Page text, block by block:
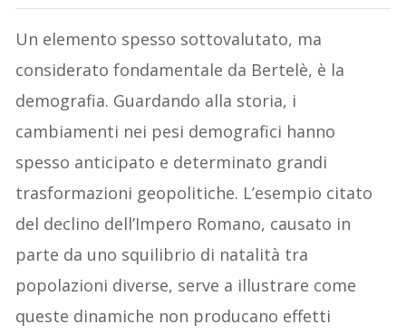
Un elemento spesso sottovalutato, ma
considerato fondamentale da Bertelè, è la
demografia. Guardando alla storia, i
cambiamenti nei pesi demografici hanno
spesso anticipato e determinato grandi
trasformazioni geopolitiche. L’esempio citato
del declino dell’Impero Romano, causato in
parte da uno squilibrio di natalità tra
popolazioni diverse, serve a illustrare come
queste dinamiche non producano effetti